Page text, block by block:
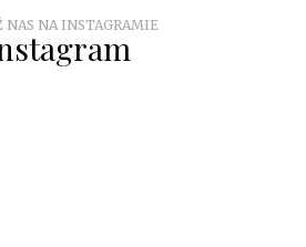
NAS NA INSTAGRAMIE